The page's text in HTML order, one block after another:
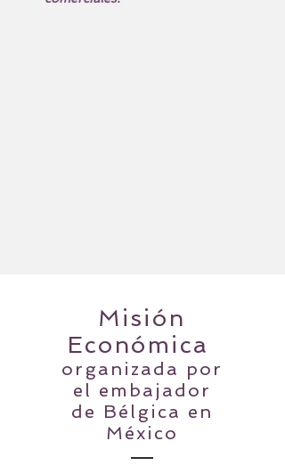
Misión
Económica
organizada por
el embajador
de Bélgica en
México